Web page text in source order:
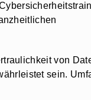
von
sein.